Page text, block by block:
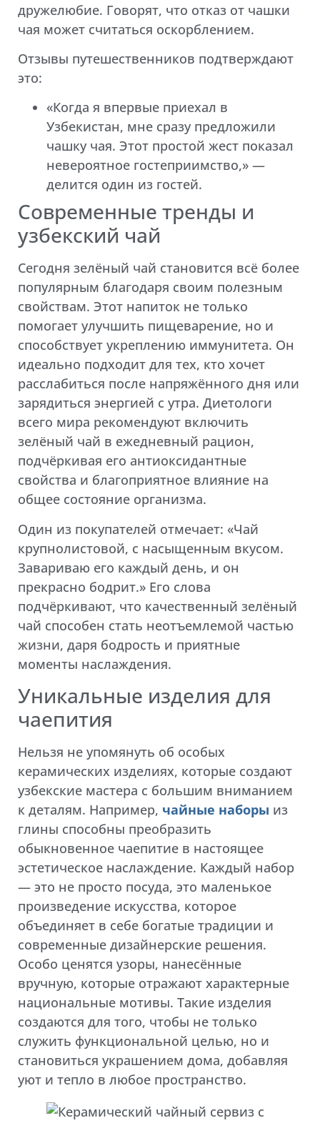
дружелюбие. Говорят, что отказ от чашки
чая может считаться оскорблением.
Отзывы путешественников подтверждают
это:
«Когда я впервые приехал в
Узбекистан, мне сразу предложили
чашку чая. Этот простой жест показал
невероятное гостеприимство,» —
делится один из гостей.
Современные тренды и
узбекский чай
Сегодня зелёный чай становится всё более
популярным благодаря своим полезным
свойствам. Этот напиток не только
помогает улучшить пищеварение, но и
способствует укреплению иммунитета. Он
идеально подходит для тех, кто хочет
расслабиться после напряжённого дня или
зарядиться энергией с утра. Диетологи
всего мира рекомендуют включить
зелёный чай в ежедневный рацион,
подчёркивая его антиоксидантные
свойства и благоприятное влияние на
общее состояние организма.
Один из покупателей отмечает: «Чай
крупнолистовой, с насыщенным вкусом.
Завариваю его каждый день, и он
прекрасно бодрит.» Его слова
подчёркивают, что качественный зелёный
чай способен стать неотъемлемой частью
жизни, даря бодрость и приятные
моменты наслаждения.
Уникальные изделия для
чаепития
Нельзя не упомянуть об особых
керамических изделиях, которые создают
узбекские мастера с большим вниманием
к деталям. Например, чайные наборы из
глины способны преобразить
обыкновенное чаепитие в настоящее
эстетическое наслаждение. Каждый набор
— это не просто посуда, это маленькое
произведение искусства, которое
объединяет в себе богатые традиции и
современные дизайнерские решения.
Особо ценятся узоры, нанесённые
вручную, которые отражают характерные
национальные мотивы. Такие изделия
создаются для того, чтобы не только
служить функциональной целью, но и
становиться украшением дома, добавляя
уют и тепло в любое пространство.